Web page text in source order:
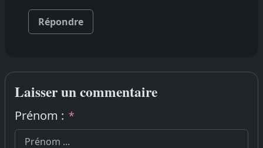
Répondre
Laisser un commentaire
Prénom : *